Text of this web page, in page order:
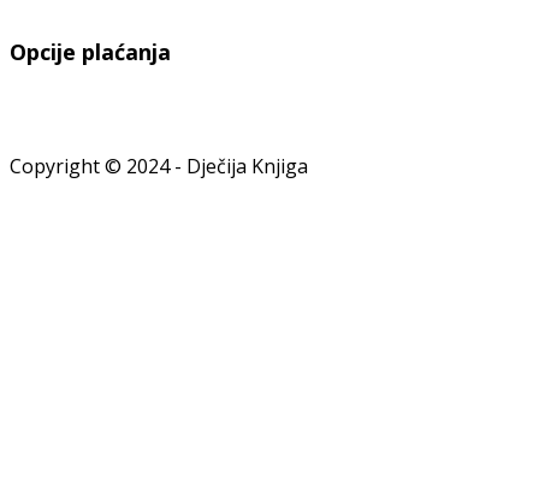
Opcije plaćanja
Copyright © 2024 - Dječija Knjiga